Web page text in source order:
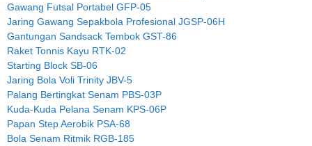
Gawang Futsal Portabel GFP-05
Jaring Gawang Sepakbola Profesional JGSP-06H
Gantungan Sandsack Tembok GST-86
Raket Tonnis Kayu RTK-02
Starting Block SB-06
Jaring Bola Voli Trinity JBV-5
Palang Bertingkat Senam PBS-03P
Kuda-Kuda Pelana Senam KPS-06P
Papan Step Aerobik PSA-68
Bola Senam Ritmik RGB-185